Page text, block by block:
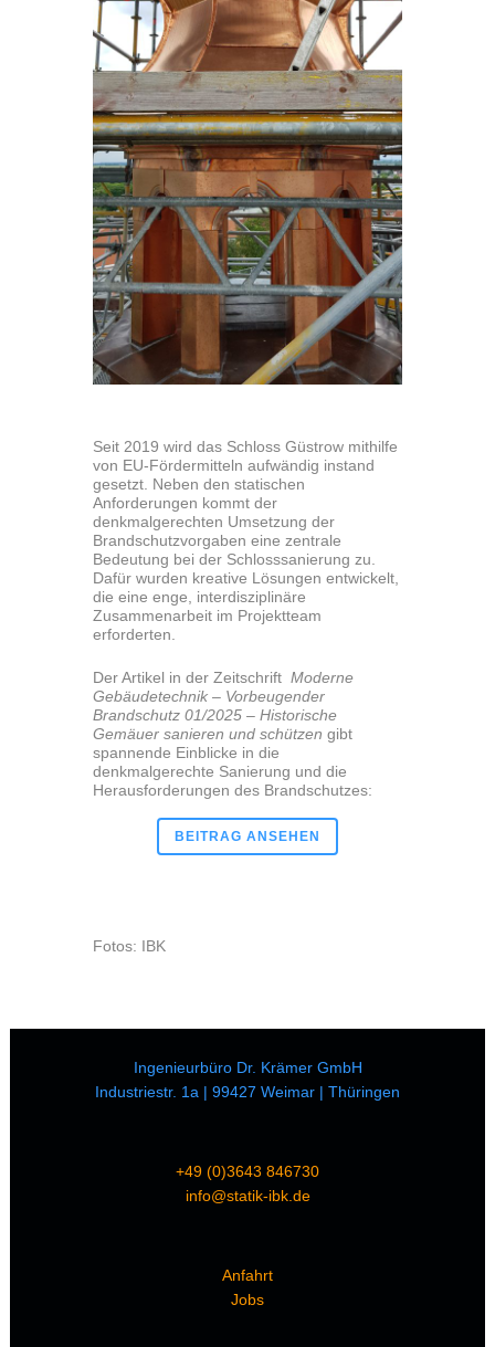
Seit 2019 wird das Schloss Güstrow mithilfe
von EU-Fördermitteln aufwändig instand
gesetzt. Neben den statischen
Anforderungen kommt der
denkmalgerechten Umsetzung der
Brandschutzvorgaben eine zentrale
Bedeutung bei der Schlosssanierung zu.
Dafür wurden kreative Lösungen entwickelt,
die eine enge, interdisziplinäre
Zusammenarbeit im Projektteam
erforderten.
Der Artikel in der Zeitschrift Moderne
Gebäudetechnik – Vorbeugender
Brandschutz 01/2025 – Historische
Gemäuer sanieren und schützen gibt
spannende Einblicke in die
denkmalgerechte Sanierung und die
Herausforderungen des Brandschutzes:
BEITRAG ANSEHEN
Fotos: IBK
Ingenieurbüro Dr. Krämer GmbH
Industriestr. 1a | 99427 Weimar | Thüringen
+49 (0)3643 846730
info@statik-ibk.de
Anfahrt
Jobs